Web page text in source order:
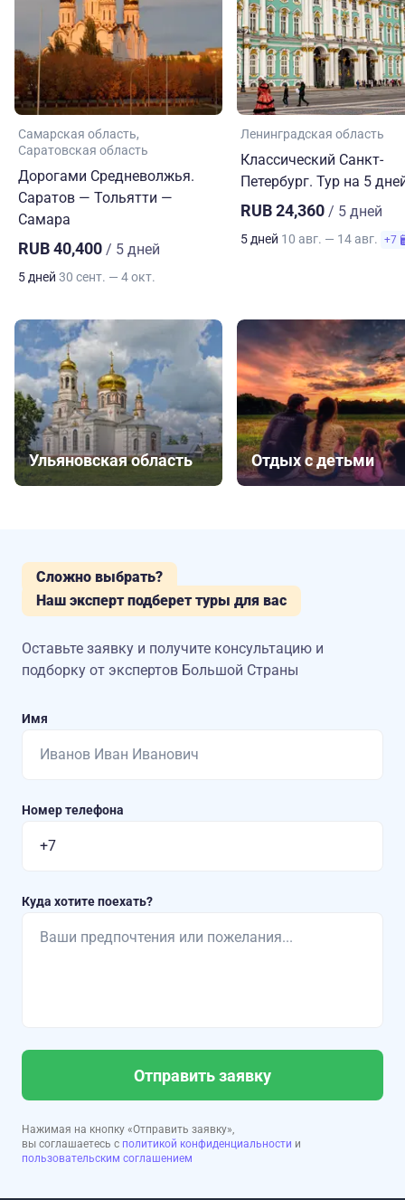
Самарская область
Саратовская область
Дорогами Средневолжья.
Саратов — Тольятти —
Самара
RUB 40,400 / 5 дней
5 дней 30 сент. — 4 окт.
Ленинградская область
Классический Санкт-
Петербург. Тур на 5
RUB 24,360 / 5 дней
5 дней 10 авг. — 14 авг. +7
Ульяновская область Отдых с детьми
Сложно выбрать?
Наш эксперт подберет туры для вас
Оставьте заявку и получите консультацию и
подборку от экспертов Большой Страны
Имя
Номер телефона
Куда хотите поехать?
Отправить заявку
Нажимая на кнопку «Отправить заявку»,
вы соглашаетесь с политикой конфиденциальности и
пользовательским соглашением